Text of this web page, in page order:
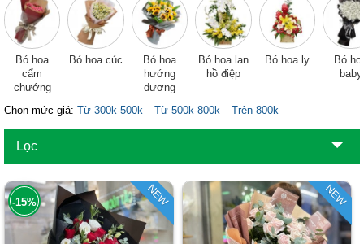
Bó hoa
cẩm
chướng
Bó hoa cúc
Bó hoa
hướng
dương
Bó hoa lan
hồ điệp
Bó hoa ly
Bó
baby
Chọn mức giá: Từ 300k-500k Từ 500k-800k Trên 800k
Lọc
NEW
-15% NEW